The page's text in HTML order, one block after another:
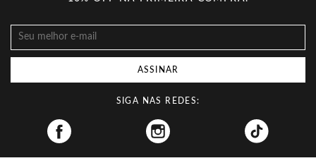
ASSINAR
SIGA NAS REDES:
Facebook